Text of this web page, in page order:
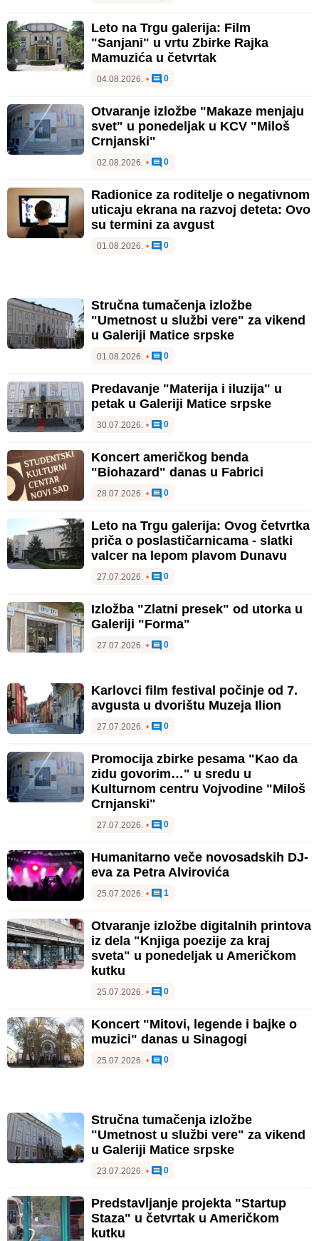
Leto na Trgu galerija: Film
"Sanjani" u vrtu Zbirke Rajka
Mamuzića u četvrtak
04.08.2026. • 0
Otvaranje izložbe "Makaze menjaju
svet" u ponedeljak u KCV "Miloš
Crnjanski"
02.08.2026. • 0
Radionice za roditelje o negativnom
uticaju ekrana na razvoj deteta: Ovo
su termini za avgust
01.08.2026. • 0
Stručna tumačenja izložbe
"Umetnost u službi vere" za vikend
u Galeriji Matice srpske
01.08.2026. • 0
Predavanje "Materija i iluzija" u
petak u Galeriji Matice srpske
30.07.2026. • 0
Koncert američkog benda
"Biohazard" danas u Fabrici
28.07.2026. • 0
Leto na Trgu galerija: Ovog četvrtka
priča o poslastičarnicama - slatki
valcer na lepom plavom Dunavu
27.07.2026. • 0
Izložba "Zlatni presek" od utorka u
Galeriji "Forma"
27.07.2026. • 0
Karlovci film festival počinje od 7.
avgusta u dvorištu Muzeja Ilion
27.07.2026. • 0
Promocija zbirke pesama "Kao da
zidu govorim…" u sredu u
Kulturnom centru Vojvodine "Miloš
Crnjanski"
27.07.2026. • 0
Humanitarno veče novosadskih DJ-
eva za Petra Alvirovića
25.07.2026. • 1
Otvaranje izložbe digitalnih printova
iz dela "Knjiga poezije za kraj
sveta" u ponedeljak u Američkom
kutku
25.07.2026. • 0
Koncert "Mitovi, legende i bajke o
muzici" danas u Sinagogi
25.07.2026. • 0
Stručna tumačenja izložbe
"Umetnost u službi vere" za vikend
u Galeriji Matice srpske
23.07.2026. • 0
Predstavljanje projekta "Startup
Staza" u četvrtak u Američkom
kutku